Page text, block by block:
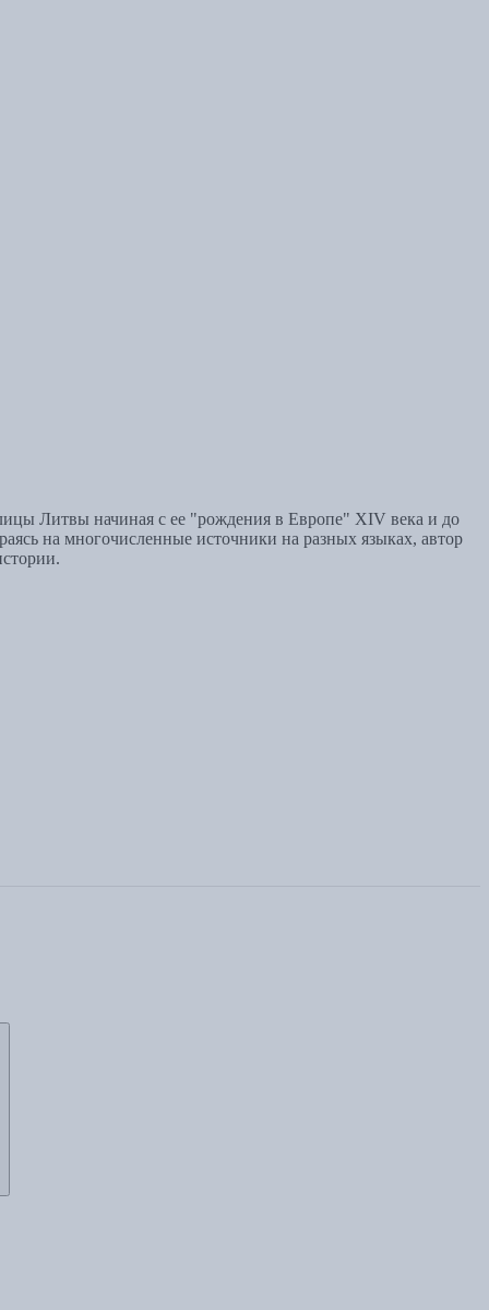
Литвы начиная с ее "рождения в Европе" XIV века и до
на многочисленные источники на разных языках, автор